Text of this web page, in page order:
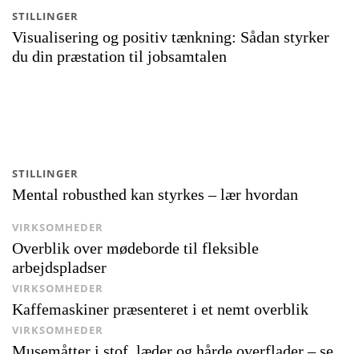
Visualisering og positiv tænkning: Sådan styrker
du din præstation til jobsamtalen
STILLINGER
Mental robusthed kan styrkes – lær hvordan
STILLINGER
Overblik over mødeborde til fleksible
arbejdspladser
VIRKSOMHEDER
Kaffemaskiner præsenteret i et nemt overblik
VIRKSOMHEDER
VIRKSOMHEDER